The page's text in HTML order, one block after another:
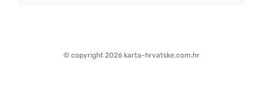
© copyright 2026 karta-hrvatske.com.hr